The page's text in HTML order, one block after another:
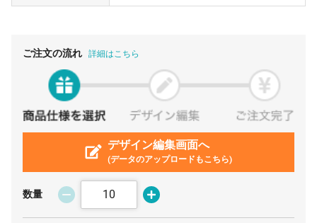
¥199 ¥28,292
130 個 ¥196 ¥29,997
¥194 ¥4,400
160 個 ¥191
170 個 ¥190 ¥4,400 ¥36,751
ご注文の流れ 詳細はこちら
デザイン編集画面へ
(データのアップロードもこちら)
数量